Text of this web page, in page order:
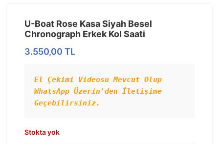
U-Boat Rose Kasa Siyah Besel
Chronograph Erkek Kol Saati
3.550,00 TL
El Çekimi Videosu Mevcut Olup
WhatsApp Üzerin'den İletişime
Geçebilirsiniz.
Stokta yok